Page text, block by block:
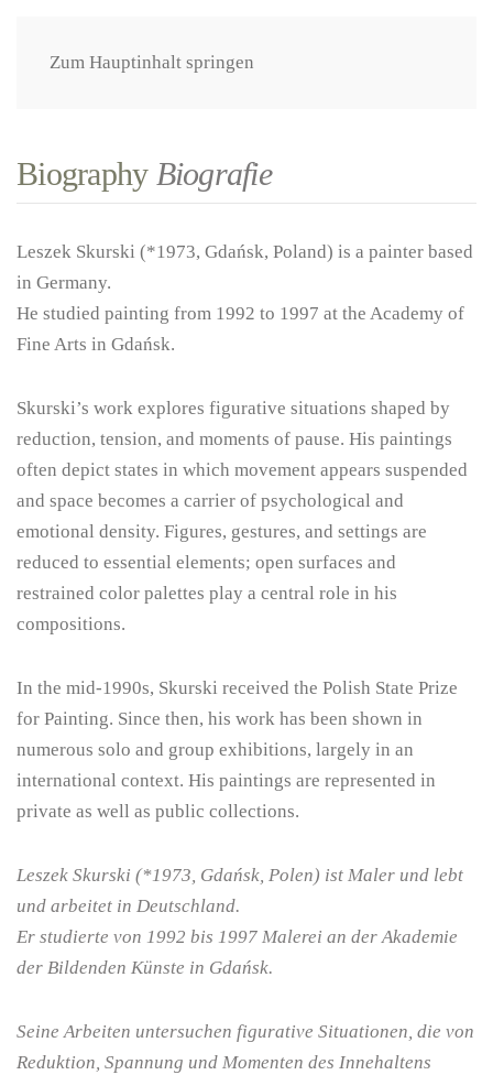
Zum Hauptinhalt springen
Biography Biografie
Leszek Skurski (*1973, Gdańsk, Poland) is a painter based
in Germany.
He studied painting from 1992 to 1997 at the Academy of
Fine Arts in Gdańsk.
Skurski’s work explores figurative situations shaped by
reduction, tension, and moments of pause. His paintings
often depict states in which movement appears suspended
and space becomes a carrier of psychological and
emotional density. Figures, gestures, and settings are
reduced to essential elements; open surfaces and
restrained color palettes play a central role in his
compositions.
In the mid-1990s, Skurski received the Polish State Prize
for Painting. Since then, his work has been shown in
numerous solo and group exhibitions, largely in an
international context. His paintings are represented in
private as well as public collections.
Leszek Skurski (*1973, Gdańsk, Polen) ist Maler und lebt
und arbeitet in Deutschland.
Er studierte von 1992 bis 1997 Malerei an der Akademie
der Bildenden Künste in Gdańsk.
Seine Arbeiten untersuchen figurative Situationen, die von
Reduktion, Spannung und Momenten des Innehaltens